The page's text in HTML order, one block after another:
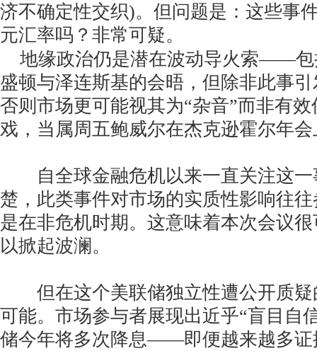
济不确定性交织)。但问题是：这些事
元汇率吗？非常可疑。
地缘政治仍是潜在波动导火索——包
盛顿与泽连斯基的会晤，但除非此事
否则市场更可能视其为“杂音”而非有
戏，当属周五鲍威尔在杰克逊霍尔年
自全球金融危机以来一直关注这一
楚，此类事件对市场的实质性影响往
是在非危机时期。这意味着本次会议
以掀起波澜。
但在这个美联储独立性遭公开质疑
可能。市场参与者展现出近乎“盲目自
储今年将多次降息——即便越来越多证